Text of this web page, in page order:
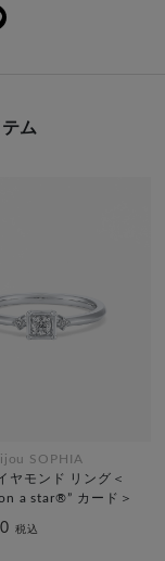
ム
SOPHIA
ヤモンド リング＜
a star®” カード＞
税込